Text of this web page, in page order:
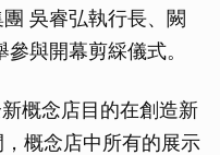
吳睿弘執行長、闕
與開幕剪綵儀式。
概念店目的在創造新
概念店中所有的展示